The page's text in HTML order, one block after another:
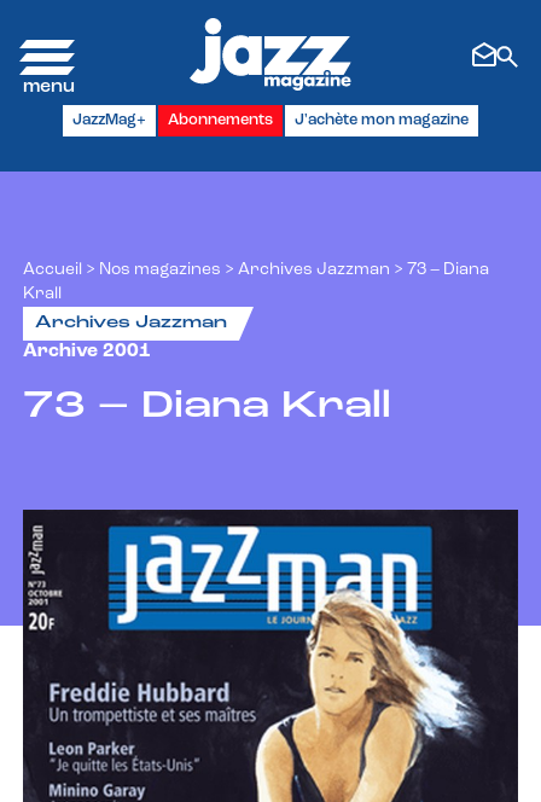
JazzMag+ Abonnements J'achète mon magazine
Accueil > Nos magazines > Archives Jazzman > 73 – Diana
Krall
Archives Jazzman
Archive 2001
73 – Diana Krall